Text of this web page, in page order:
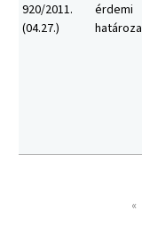
920/2011.
(04.27.)
érdemi
«